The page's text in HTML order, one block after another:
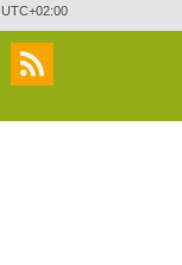
UTC+02:00